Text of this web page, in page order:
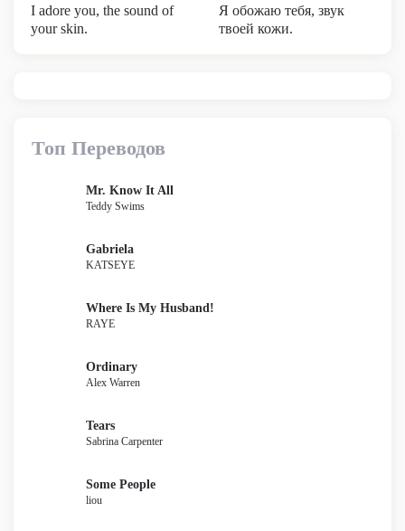
I adore you, the sound of
your skin.
Я обожаю тебя, звук
твоей кожи.
Топ Переводов
Mr. Know It All
Teddy Swims
Gabriela
KATSEYE
Where Is My Husband!
RAYE
Ordinary
Alex Warren
Tears
Sabrina Carpenter
Some People
liou